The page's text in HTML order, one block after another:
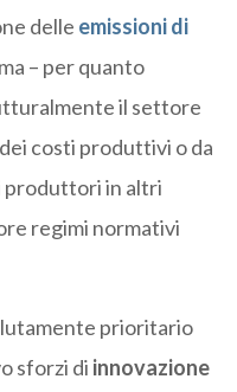
delle emissioni di
– per quanto
il settore
costi produttivi o da
produttori in altri
regimi normativi
prioritario
sforzi di innovazione